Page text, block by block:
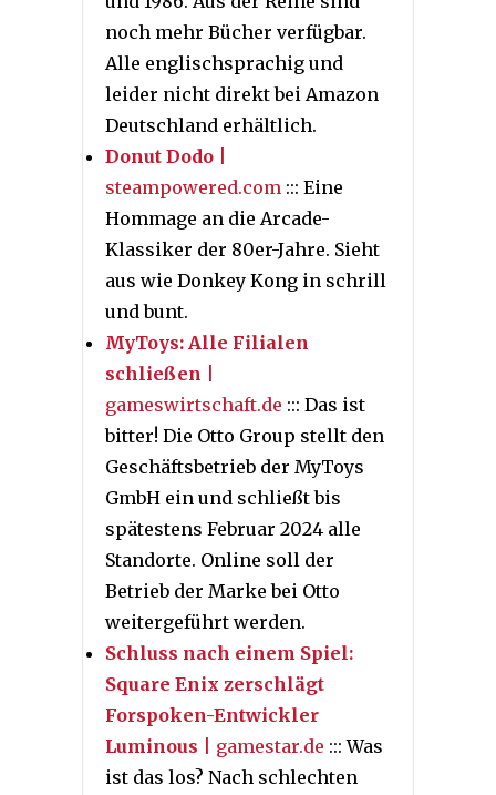
noch mehr Bücher verfügbar.
Alle englischsprachig und
leider nicht direkt bei Amazon
Deutschland erhältlich.
Donut Dodo
steampowered.com ::: Eine
Hommage an die Arcade-
Klassiker der 80er-Jahre. Sieht
aus wie Donkey Kong in schrill
und bunt.
MyToys: Alle Filialen
schließen
gameswirtschaft.de ::: Das ist
bitter! Die Otto Group stellt den
Geschäftsbetrieb der MyToys
GmbH ein und schließt bis
spätestens Februar 2024 alle
Standorte. Online soll der
Betrieb der Marke bei Otto
weitergeführt werden.
Schluss nach einem Spiel:
Square Enix zerschlägt
Forspoken-Entwickler
Luminous | gamestar.de ::: Was
ist das los? Nach schlechten